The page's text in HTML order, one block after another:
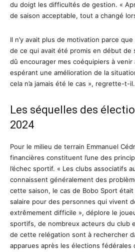
du doigt les difficultés de gestion. «
de saison acceptable, tout a changé
Il n’y avait plus de motivation parce
de ce qui avait été promis en début de
dû encourager mes coéquipiers à
espérant une amélioration de la
cela n’a jamais été le cas », regrette-t-il.
Les séquelles des
2024
Pour le milieu de terrain Emmanuel
financières constituent l’une des
l’échec sportif. « Les clubs associatifs
connaissent généralement des
cette saison, le cas de Bobo Sport
salaire pour des personnes qui vivent
extrêmement difficile », déplore le
sportifs, de nombreux acteurs du club
de cette relégation sont à rechercher
apparues après les élections fédérales